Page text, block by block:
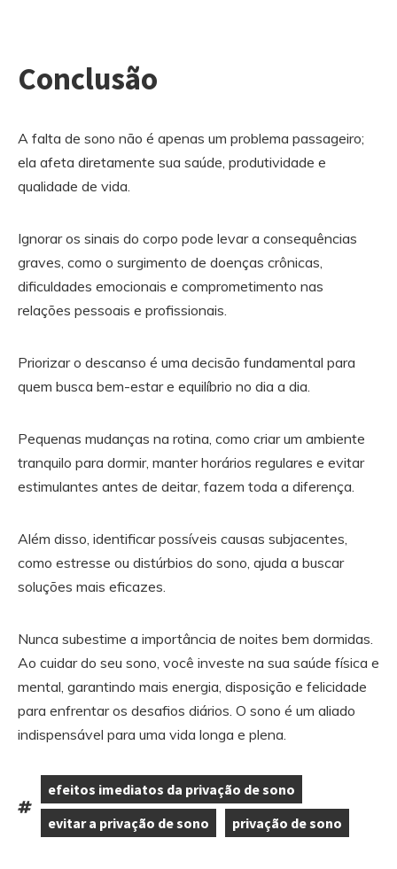
Conclusão
A falta de sono não é apenas um problema passageiro;
ela afeta diretamente sua saúde, produtividade e
qualidade de vida.
Ignorar os sinais do corpo pode levar a consequências
graves, como o surgimento de doenças crônicas,
dificuldades emocionais e comprometimento nas
relações pessoais e profissionais.
Priorizar o descanso é uma decisão fundamental para
quem busca bem-estar e equilíbrio no dia a dia.
Pequenas mudanças na rotina, como criar um ambiente
tranquilo para dormir, manter horários regulares e evitar
estimulantes antes de deitar, fazem toda a diferença.
Além disso, identificar possíveis causas subjacentes,
como estresse ou distúrbios do sono, ajuda a buscar
soluções mais eficazes.
Nunca subestime a importância de noites bem dormidas.
Ao cuidar do seu sono, você investe na sua saúde física e
mental, garantindo mais energia, disposição e felicidade
para enfrentar os desafios diários. O sono é um aliado
indispensável para uma vida longa e plena.
Tags:
efeitos imediatos da privação de sono
evitar a privação de sono
privação de sono